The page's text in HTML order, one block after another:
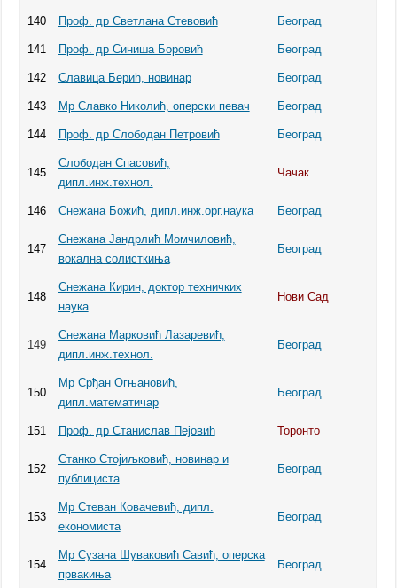
140 Проф. др Светлана Стевовић Београд
141 Проф. др Синиша Боровић Београд
142 Славица Берић, новинар Београд
143 Мр Славко Николић, оперски певач Београд
144 Проф. др Слободан Петровић Београд
145
Слободан Спасовић,
дипл.инж.технол.
Чачак
146 Снежана Божић, дипл.инж.орг.наука Београд
147
Снежана Јандрлић Момчиловић,
вокална солисткиња
Београд
148
Снежана Кирин, доктор техничких
наука
Нови Сад
149
Снежана Марковић Лазаревић,
дипл.инж.технол.
Београд
150
Мр Срђан Огњановић,
дипл.математичар
Београд
151 Проф. др Станислав Пејовић Торонто
152
Станко Стојиљковић, новинар и
публициста
Београд
153
Мр Стеван Ковачевић, дипл.
економиста
Београд
154
Мр Сузана Шуваковић Савић, оперска
првакиња
Београд